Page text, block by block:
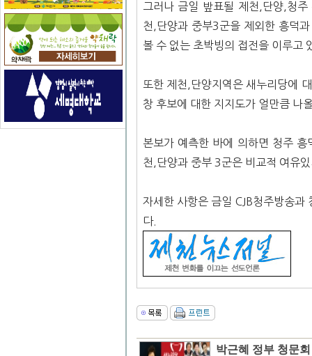
그러나 금일 밮표될 제천,단양,청
천,단양과 중부3군을 제외한 흥덕
볼 수 없는 초박빙의 접전을 이루고
또한 제천,단양지역은 새누리당에
창 후보에 대한 지지도가 얼만큼 나
본보가 예측한 바에 의하면 청주
천,단양과 중부 3군은 비교적 여유
자세한 사항은 금일 CJB청주방송과
다.
박근혜 정부 청문